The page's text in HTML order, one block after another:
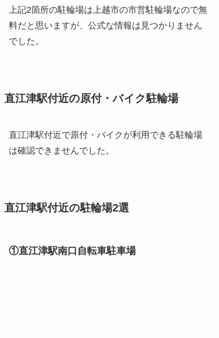
上記2箇所の駐輪場は上越市の市営駐輪場なので無
料だと思いますが、公式な情報は見つかりません
でした。
直江津駅付近の原付・バイク駐輪場
直江津駅付近で原付・バイクが利用できる駐輪場
は確認できませんでした。
直江津駅付近の駐輪場2選
①直江津駅南口自転車駐車場